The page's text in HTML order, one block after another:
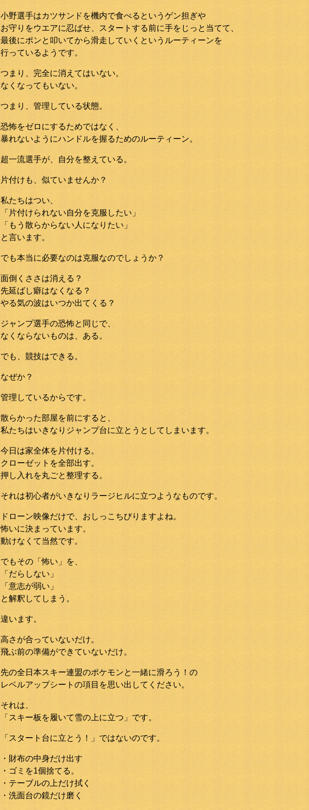
小野選手はカツサンドを機内で食べるというゲン担ぎや
お守りをウエアに忍ばせ、スタートする前に手をじっと当てて、
最後にポンと叩いてから滑走していくというルーティーンを
行っているようです。
つまり、完全に消えてはいない。
なくなってもいない。
つまり、管理している状態。
恐怖をゼロにするためではなく、
暴れないようにハンドルを握るためのルーティーン。
超一流選手が、自分を整えている。
片付けも、似ていませんか？
私たちはつい、
「片付けられない自分を克服したい」
「もう散らからない人になりたい」
と言います。
でも本当に必要なのは克服なのでしょうか？
面倒くささは消える？
先延ばし癖はなくなる？
やる気の波はいつか出てくる？
ジャンプ選手の恐怖と同じで、
なくならないものは、ある。
でも、競技はできる。
なぜか？
管理しているからです。
散らかった部屋を前にすると、
私たちはいきなりジャンプ台に立とうとしてしまいます。
今日は家全体を片付ける。
クローゼットを全部出す。
押し入れを丸ごと整理する。
それは初心者がいきなりラージヒルに立つようなものです。
ドローン映像だけで、おしっこちびりますよね。
怖いに決まっています。
動けなくて当然です。
でもその「怖い」を、
「だらしない」
「意志が弱い」
と解釈してしまう。
違います。
高さが合っていないだけ。
飛ぶ前の準備ができていないだけ。
先の全日本スキー連盟のポケモンと一緒に滑ろう！の
レベルアップシートの項目を思い出してください。
それは、
「スキー板を履いて雪の上に立つ」です。
「スタート台に立とう！」ではないのです。
・財布の中身だけ出す
・ゴミを1個捨てる。
・テーブルの上だけ拭く
・洗面台の鏡だけ磨く